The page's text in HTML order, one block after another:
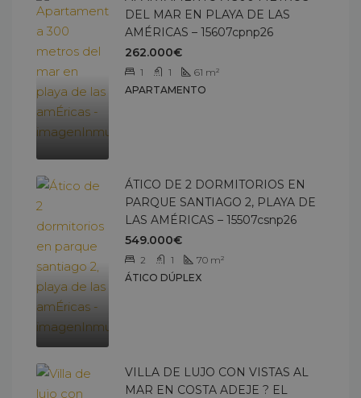
DEL MAR EN PLAYA DE LAS
AMÉRICAS – 15607cpnp26
262.000€
1 1 61 m²
APARTAMENTO
ÁTICO DE 2 DORMITORIOS EN
PARQUE SANTIAGO 2, PLAYA DE
LAS AMÉRICAS – 15507csnp26
549.000€
2 1 70 m²
ÁTICO DÚPLEX
VILLA DE LUJO CON VISTAS AL
MAR EN COSTA ADEJE ? EL